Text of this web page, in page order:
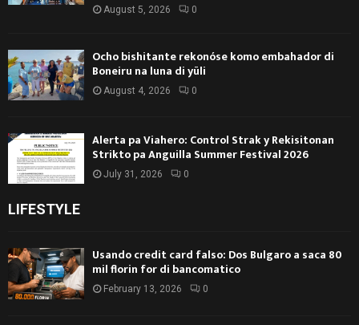
August 5, 2026 0
Ocho bishitante rekonóse komo embahador di
Boneiru na luna di yüli
August 4, 2026 0
Alerta pa Viahero: Control Strak y Rekisitonan
Strikto pa Anguilla Summer Festival 2026
July 31, 2026 0
LIFESTYLE
Usando credit card falso: Dos Bulgaro a saca 80
mil florin for di bancomatico
February 13, 2026 0